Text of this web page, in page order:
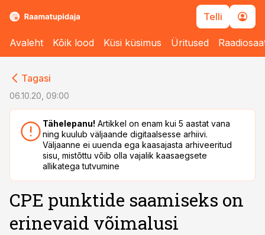
Telli
Avaleht Kõik lood Küsi küsimus Üritused
Tagasi
06.10.20, 09:00
Tähelepanu! Artikkel on enam kui 5 aastat vana
ning kuulub väljaande digitaalsesse arhiivi.
Väljaanne ei uuenda ega kaasajasta arhiveeritud
sisu, mistõttu võib olla vajalik kaasaegsete
allikatega tutvumine
CPE punktide saamiseks on
erinevaid võimalusi